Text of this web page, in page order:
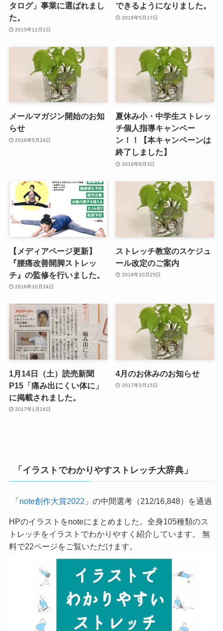
タログ」事業に選ばれまし
た。
2015年12月1日
できるようになりました。
2016年5月17日
メールマガジン開始のお知
らせ
2016年5月24日
夏休み小・中学生ストレッ
チ個人指導キャンペー
ン！！【本キャンペーンは
終了しました】
2016年8月3日
【メディアページ更新】
『腰痛改善開脚ストレッ
チ』の監修を行いました。
2016年10月24日
ストレッチ教室のスケジュ
ール改定のご案内
2016年10月25日
1月14日（土）読売新聞
P15「痛み出にくい体に」
に掲載されました。
2017年1月16日
4月のお休みのお知らせ
2017年3月15日
「イラストでわかりやすストレッチ大辞典」
「note創作大賞2022 」の中間選考（212/16,848）を通過
HPのイラストをnoteにまとめました。全身105種類のス
トレッチをイラストでわかりやすく紹介しています。 無
料で22ページをご覧いただけます。